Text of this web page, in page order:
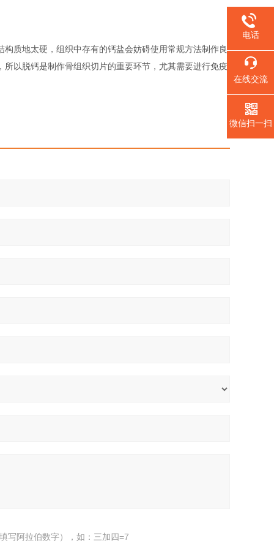
质地太硬，组织中存有的钙盐会妨碍使用常规方法制作良
以脱钙是制作骨组织切片的重要环节，尤其需要进行免疫
写阿拉伯数字），如：三加四=7
电话
在线交流
微信扫一扫